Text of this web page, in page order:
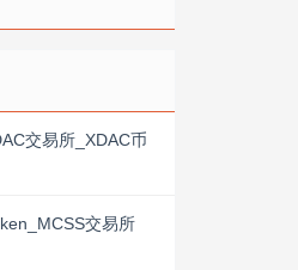
交易所_XDAC币
交易所